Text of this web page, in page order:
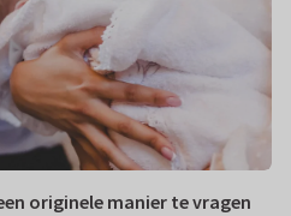
originele manier te vragen